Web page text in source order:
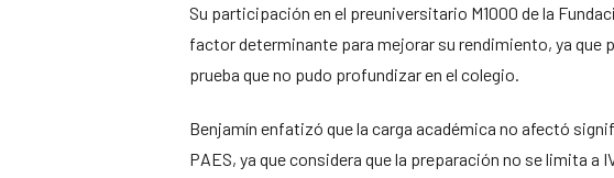
Su participación en el preuniversitario M1000 de la
factor determinante para mejorar su rendimiento, ya que
prueba que no pudo profundizar en el colegio.
Benjamín enfatizó que la carga académica no afectó
PAES, ya que considera que la preparación no se limita a